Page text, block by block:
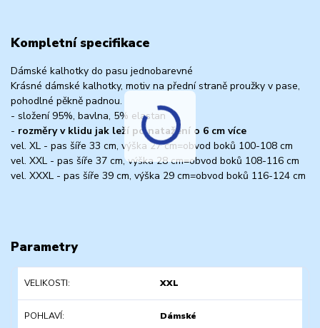
Kompletní specifikace
Dámské kalhotky do pasu jednobarevné
Krásné dámské kalhotky, motiv na přední straně proužky v pase,
pohodlné pěkně padnou.
- složení 95%, bavlna, 5% elastan
- rozměry v klidu jak leží po natažení o 6 cm více
vel. XL - pas šíře 33 cm, výška 27 cm=obvod boků 100-108 cm
vel. XXL - pas šíře 37 cm, výška 28 cm=obvod boků 108-116 cm
vel. XXXL - pas šíře 39 cm, výška 29 cm=obvod boků 116-124 cm
Parametry
VELIKOSTI XXL
POHLAVÍ Dámské